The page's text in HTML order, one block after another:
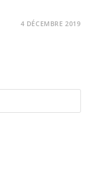
4 DÉCEMBRE 2019